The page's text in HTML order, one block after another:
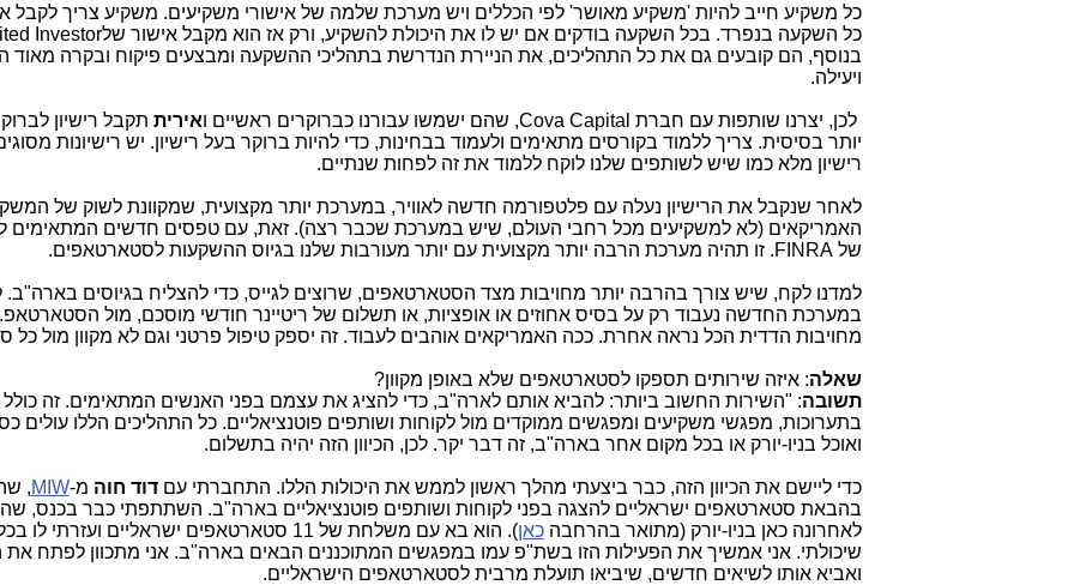
כל משקיע חייב להיות 'משקיע מאושר' לפי הכללים ויש מערכת שלמה של אישורי משקיעים. משקיע צריך לקבל
בנוסף, הם קובעים גם את כל התהליכים, את הניירת הנדרשת בתהליכי ההשקעה ומבצעים פיקוח ובקרה מאוד
ויעילה.
לכן, יצרנו שותפות עם חברת Cova Capital, שהם ישמשו עבורנו כברוקרים ראשיים ואירית תקבל רישיון
יותר בסיסית. צריך ללמוד בקורסים מתאימים ולעמוד בבחינות, כדי להיות ברוקר בעל רישיון. יש רישיונות
רישיון מלא כמו שיש לשותפים שלנו לוקח ללמוד את זה לפחות שנתיים.
לאחר שנקבל את הרישיון נעלה עם פלטפורמה חדשה לאוויר, במערכת יותר מקצועית, שמקוונת לשוק של
האמריקאים (לא למשקיעים מכל רחבי העולם, שיש במערכת שכבר רצה). זאת, עם טפסים חדשים המתאימים
שלFINRA. זו תהיה מערכת הרבה יותר מקצועית עם יותר מעורבות שלנו בגיוס ההשקעות לסטארטאפים.
למדנו לקח, שיש צורך בהרבה יותר מחויבות מצד הסטארטאפים, שרוצים לגייס, כדי להצליח בגיוסים בארה"ב.
במערכת החדשה נעבוד רק על בסיס אחוזים או אופציות, או תשלום של ריטיינר חודשי מוסכם, מול
מחויבות הדדית הכל נראה אחרת. ככה האמריקאים אוהבים לעבוד. זה יספק טיפול פרטני וגם לא מקוון מול
שאלה: איזה שירותים תספקו לסטארטאפים שלא באופן מקוון?
תשובה: "השירות החשוב ביותר: להביא אותם לארה"ב, כדי להציג את עצמם בפני האנשים המתאימים. זה
בתערוכות, מפגשי משקיעים ומפגשים ממוקדים מול לקוחות ושותפים פוטנציאליים. כל התהליכים הללו עולים
ואוכל בניו-יורק או בכל מקום אחר בארה"ב, זה דבר יקר. לכן, הכיוון הזה יהיה בתשלום.
כדי ליישם את הכיוון הזה, כבר ביצעתי מהלך ראשון לממש את היכולות הללו. התחברתי עםדוד חוה מ-MIW
,
בהבאת סטארטאפים ישראליים להצגה בפני לקוחות ושותפים פוטנציאליים בארה"ב. השתתפתי כבר בכנס,
לאחרונה כאן בניו-יורק (מתואר בהרחבהכאן
). הוא בא עם משלחת של 11 סטארטאפים ישראליים ועזרתי
שיכולתי. אני אמשיך את הפעילות הזו בשת"פ עמו במפגשים המתוכננים הבאים בארה"ב. אני מתכוון לפתח את
ואביא אותו לשיאים חדשים, שיביאו תועלת מרבית לסטארטאפים הישראליים.